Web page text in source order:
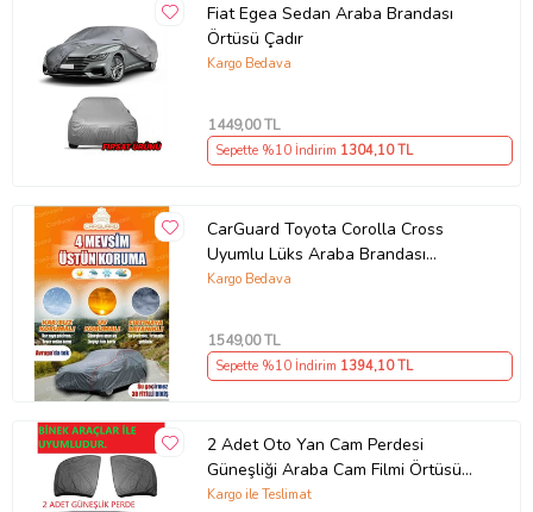
Fiat Egea Sedan Araba Brandası
Örtüsü Çadır
Kargo Bedava
1449,00 TL
Sepette %10 İndirim 1304,10 TL
CarGuard Toyota Corolla Cross
Uyumlu Lüks Araba Brandası
Miflonlu Branda Oto Çadır Örtü
Kargo Bedava
1549,00 TL
Sepette %10 İndirim 1394,10 TL
2 Adet Oto Yan Cam Perdesi
Güneşliği Araba Cam Filmi Örtüsü
Anne Bebek Emzirme Kılıfı Araç
Kargo ile Teslimat